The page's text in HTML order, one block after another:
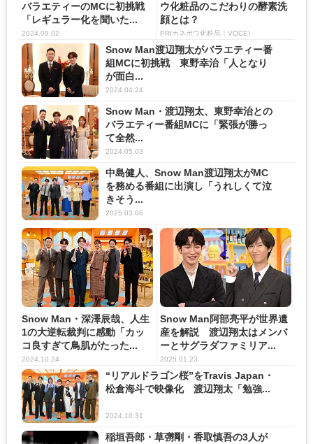
バラエティーのMCに初挑戦
「レギュラー化を聞いた...
2024.09.02
ウ化粧品のこだわりの酵素洗
顔とは？
PR(カネボウ化粧品｜VOCE)
Snow Man渡辺翔太がバラエティー番
組MCに初挑戦 東野幸治「人となり
が面白...
2024.04.24
Snow Man・渡辺翔太、東野幸治との
バラエティー番組MCに「緊張が勝っ
て全然...
2024.05.03
中島健人、Snow Man渡辺翔太がMC
を務める番組に出演し「うれしくて泣
きそう...
2025.03.06
Snow Man・深澤辰哉、人生
1の大逆転裁判に感動「カッ
コ良すぎて鳥肌がたった...
2024.10.24
Snow Man阿部亮平が世界遺
産を解説 渡辺翔太はメンバ
ーとサグラダファミリア...
2025.01.23
“リアルドラゴン桜”をTravis Japan・
松倉海斗で映像化 渡辺翔太「勉強...
2024.10.31
稲垣吾郎・草彅剛・香取慎吾の3人が